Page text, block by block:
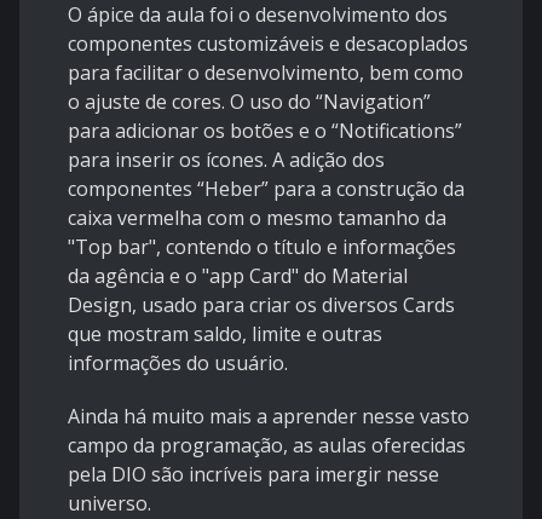
O ápice da aula foi o desenvolvimento dos
componentes customizáveis e desacoplados
para facilitar o desenvolvimento, bem como
o ajuste de cores. O uso do “Navigation”
para adicionar os botões e o “Notifications”
para inserir os ícones. A adição dos
componentes “Heber” para a construção da
caixa vermelha com o mesmo tamanho da
"Top bar", contendo o título e informações
da agência e o "app Card" do Material
Design, usado para criar os diversos Cards
que mostram saldo, limite e outras
informações do usuário.
Ainda há muito mais a aprender nesse vasto
campo da programação, as aulas oferecidas
pela DIO são incríveis para imergir nesse
universo.